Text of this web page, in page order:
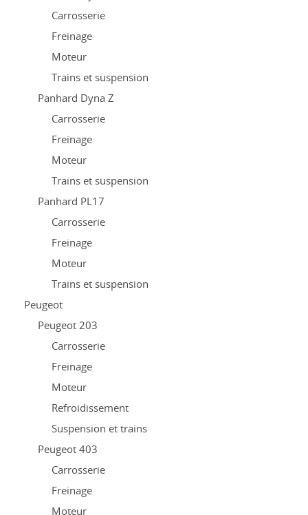
Carrosserie
Freinage
Moteur
Trains et suspension
Panhard Dyna Z
Carrosserie
Freinage
Moteur
Trains et suspension
Panhard PL17
Carrosserie
Freinage
Moteur
Trains et suspension
Peugeot
Peugeot 203
Carrosserie
Freinage
Moteur
Refroidissement
Suspension et trains
Peugeot 403
Carrosserie
Freinage
Moteur